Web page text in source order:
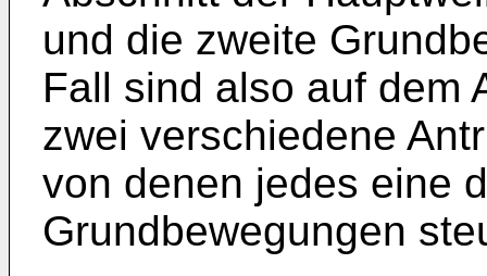
und die zweite
Fall sind also auf dem
zwei verschiedene
von denen jedes eine
Grundbewegungen